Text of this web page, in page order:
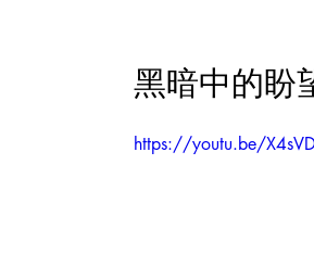
黑暗中的盼
https://youtu.be/